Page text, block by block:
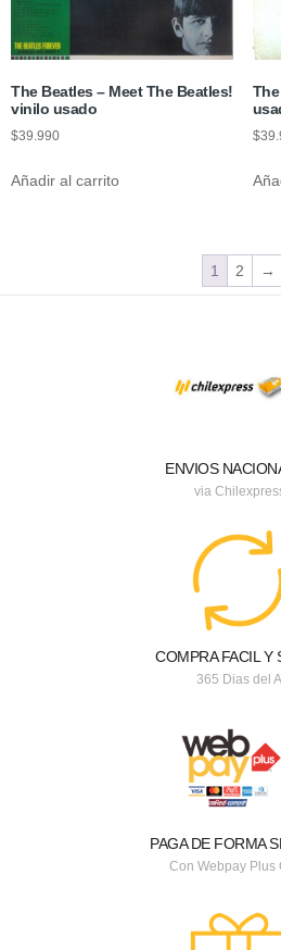
The Beatles – Meet The Beatles!
vinilo usado
$39.990
Añadir al carrito
$
1 2 →
ENVIOS
via
COMPRA FACIL Y
365 Dias del
PAGA DE FORMA
Con Webpay Plus